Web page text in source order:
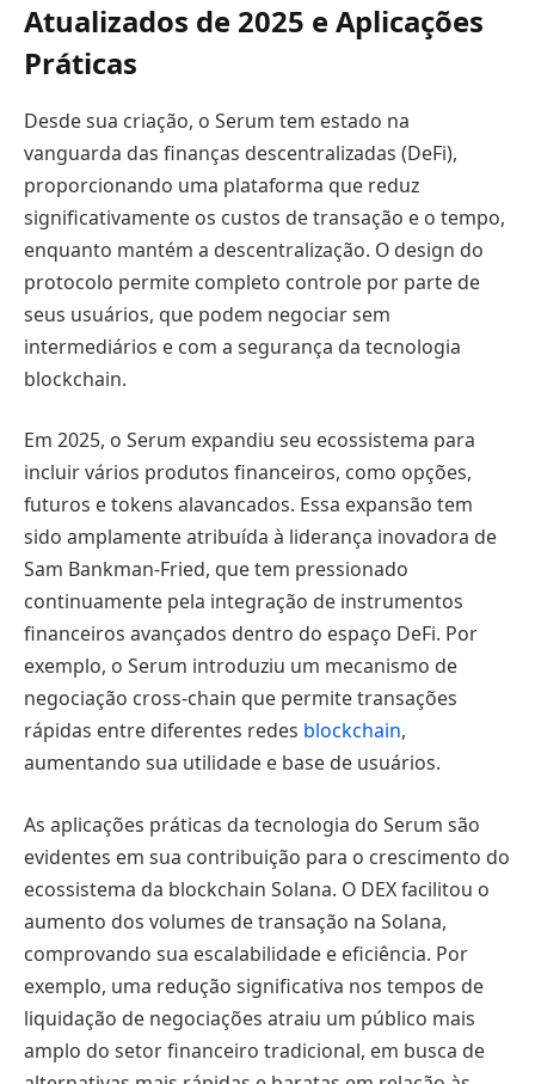
Atualizados de 2025 e Aplicações
Práticas
Desde sua criação, o Serum tem estado na
vanguarda das finanças descentralizadas (DeFi),
proporcionando uma plataforma que reduz
significativamente os custos de transação e o tempo,
enquanto mantém a descentralização. O design do
protocolo permite completo controle por parte de
seus usuários, que podem negociar sem
intermediários e com a segurança da tecnologia
blockchain.
Em 2025, o Serum expandiu seu ecossistema para
incluir vários produtos financeiros, como opções,
futuros e tokens alavancados. Essa expansão tem
sido amplamente atribuída à liderança inovadora de
Sam Bankman-Fried, que tem pressionado
continuamente pela integração de instrumentos
financeiros avançados dentro do espaço DeFi. Por
exemplo, o Serum introduziu um mecanismo de
negociação cross-chain que permite transações
rápidas entre diferentes redes blockchain,
aumentando sua utilidade e base de usuários.
As aplicações práticas da tecnologia do Serum são
evidentes em sua contribuição para o crescimento do
ecossistema da blockchain Solana. O DEX facilitou o
aumento dos volumes de transação na Solana,
comprovando sua escalabilidade e eficiência. Por
exemplo, uma redução significativa nos tempos de
liquidação de negociações atraiu um público mais
amplo do setor financeiro tradicional, em busca de